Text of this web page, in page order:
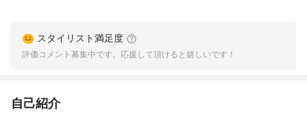
スタイリスト満足度
評価コメント募集中です。応援して頂けると嬉しいです！
自己紹介